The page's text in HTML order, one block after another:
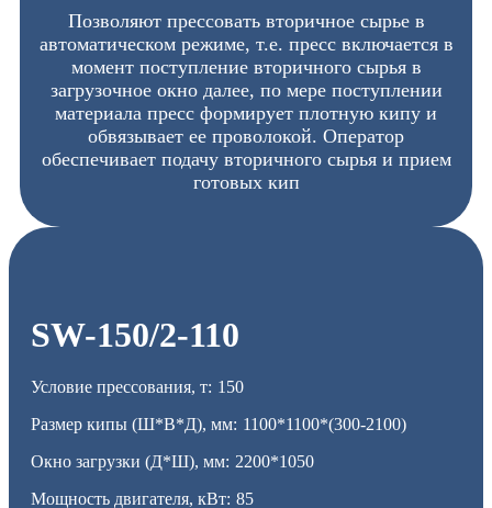
Позволяют прессовать вторичное сырье в
автоматическом режиме, т.е. пресс включается в
момент поступление вторичного сырья в
загрузочное окно далее, по мере поступлении
материала пресс формирует плотную кипу и
обвязывает ее проволокой. Оператор
обеспечивает подачу вторичного сырья и прием
готовых кип
SW-150/2-110
Условие прессования, т: 150
Размер кипы (Ш*В*Д), мм: 1100*1100*(300-2100)
Окно загрузки (Д*Ш), мм: 2200*1050
Мощность двигателя, кВт: 85